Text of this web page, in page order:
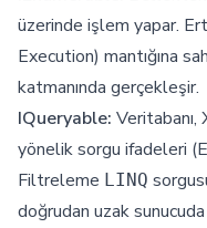
üzerinde işlem yapar.
Execution) mantığına
katmanında gerçekleşir.
IQueryable: Veritabanı,
yönelik sorgu ifadeleri
Filtreleme LINQ
doğrudan uzak